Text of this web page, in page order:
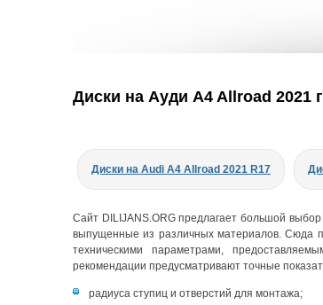
Диски на Ауди A4 Allroad 2021
Диски на Audi A4 Allroad 2021 R17
Сайт DILIJANS.ORG предлагает большой
выпущенные из различных материалов. Сюда
техническими параметрами,
рекомендации предусматривают точные
радиуса ступиц и отверстий для монтажа;